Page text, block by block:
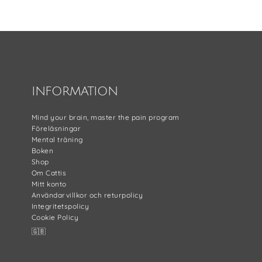
INFORMATION
Mind your brain, master the pain program
Föreläsningar
Mental träning
Boken
Shop
Om Cattis
Mitt konto
Användarvillkor och returpolicy
Integritetspolicy
Cookie Policy
🇬🇧